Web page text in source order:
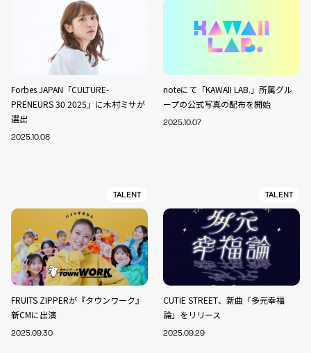
Forbes JAPAN「CULTURE-
PRENEURS 30 2025」に木村ミサが
選出
2025.10.08
noteにて「KAWAII LAB.」所属グル
ープの公式写真の配布を開始
2025.10.07
TALENT
FRUITS ZIPPERが『タウンワーク』
新CMに出演
2025.09.30
TALENT
CUTIE STREET、新曲「多元幸福
論」をリリース
2025.09.29